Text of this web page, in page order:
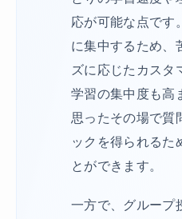
応が可能な点です
に集中するため、
ズに応じたカスタ
学習の集中度も高
思ったその場で質
ックを得られるた
とができます。
一方で、グループ